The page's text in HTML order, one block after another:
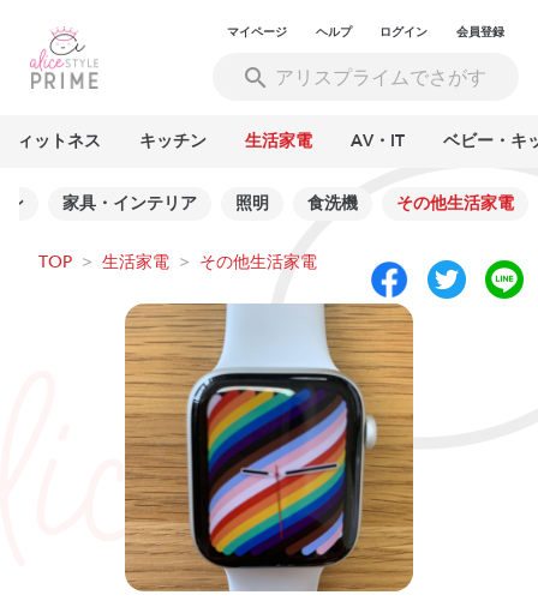
マイページ ヘルプ ログイン 会員登録
フィットネス キッチン 生活家電 AV・IT ベビー・キ
ン 家具・インテリア 照明 食洗機 その他生活家電
TOP > 生活家電 > その他生活家電